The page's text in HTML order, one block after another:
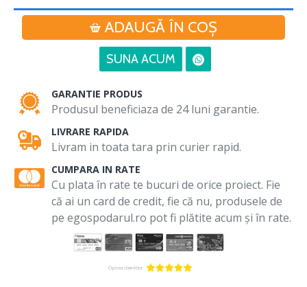
ADAUGĂ ÎN COŞ
SUNA ACUM
GARANTIE PRODUS
Produsul beneficiaza de 24 luni garantie.
LIVRARE RAPIDA
Livram in toata tara prin curier rapid.
CUMPARA IN RATE
Cu plata în rate te bucuri de orice proiect. Fie
că ai un card de credit, fie că nu, produsele de
pe egospodarul.ro pot fi plătite acum și în rate.